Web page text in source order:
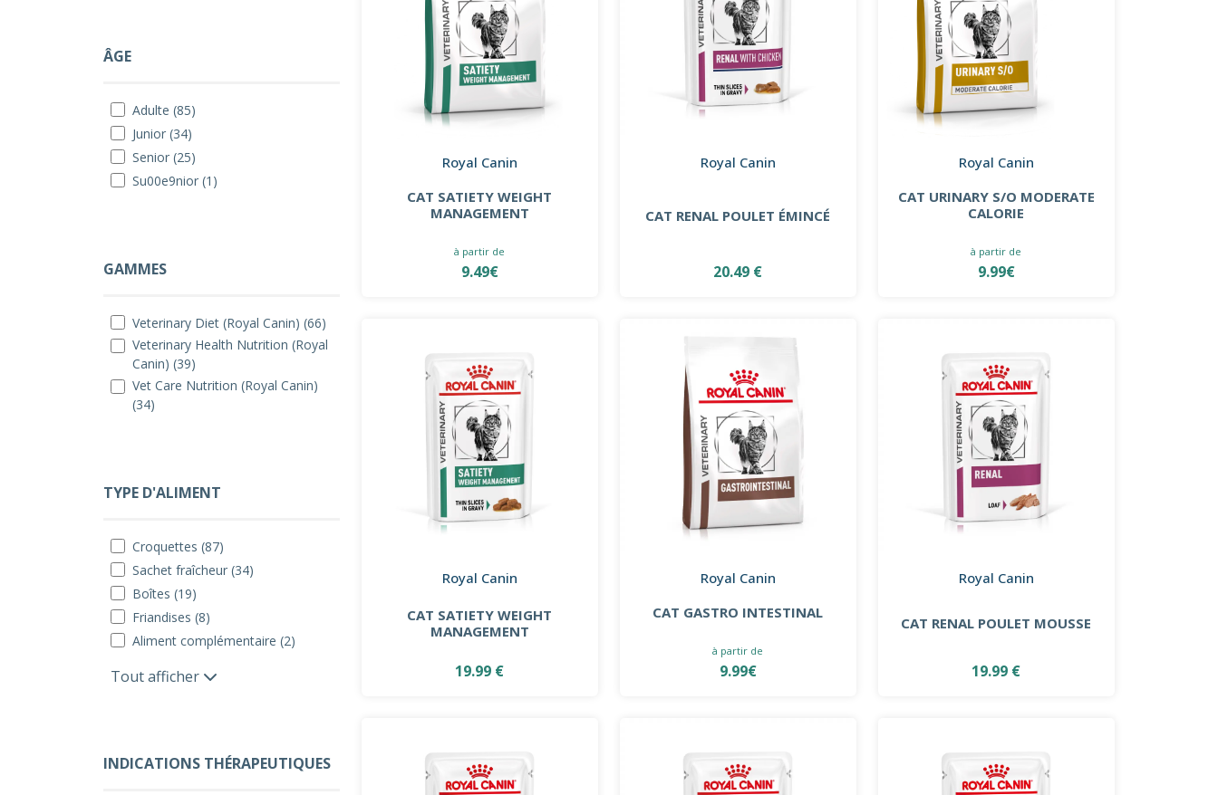
ÂGE
Adulte (85)
Junior (34)
Senior (25)
Su00e9nior (1)
GAMMES
Veterinary Diet (Royal Canin) (66)
Veterinary Health Nutrition (Royal
Canin) (39)
Vet Care Nutrition (Royal Canin)
(34)
TYPE D'ALIMENT
Croquettes (87)
Sachet fraîcheur (34)
Boîtes (19)
Friandises (8)
Aliment complémentaire (2)
Tout afficher
INDICATIONS THÉRAPEUTIQUES
Royal Canin
CAT SATIETY WEIGHT
MANAGEMENT
à partir de
9.49€
Royal Canin
CAT RENAL POULET ÉMINCÉ
20.49 €
Royal Canin
CAT URINARY S/O MODERATE
CALORIE
à partir de
9.99€
Royal Canin
CAT SATIETY WEIGHT
MANAGEMENT
19.99 €
Royal Canin
CAT GASTRO INTESTINAL
à partir de
9.99€
Royal Canin
CAT RENAL POULET MOUSSE
19.99 €